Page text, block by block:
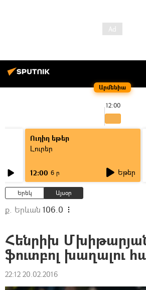
Արմենիա
12:00
Ուղիղ եթեր
Լուրեր
12:00 6 ր Եթեր
Երեկ Այսօր
ք. Երևան 106.0
Հենրիխ
ֆուտբոլ խաղալու
22:12 20.02.2016